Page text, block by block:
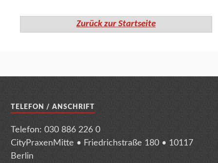
Zurück zur Startseite
TELEFON / ANSCHRIFT
Telefon: 030 886 226 0
CityPraxenMitte • Friedrichstraße 180 • 10117
Berlin